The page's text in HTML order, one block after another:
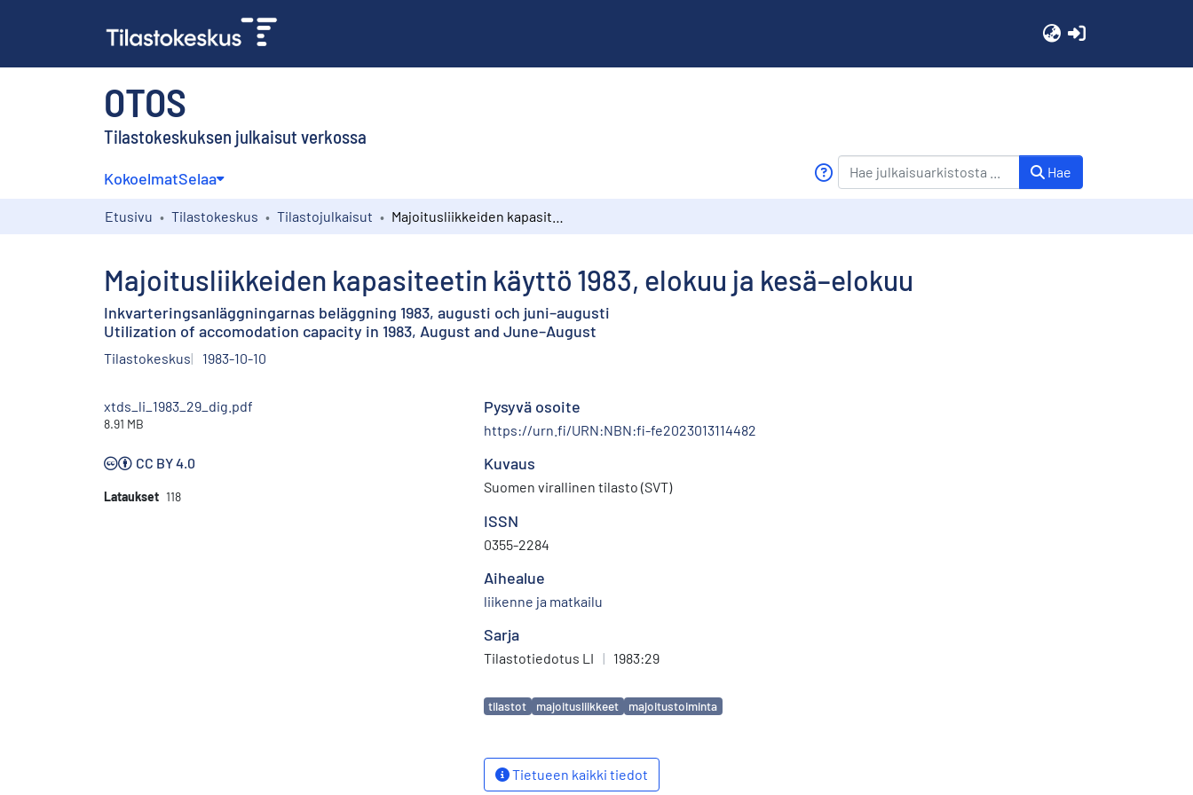
OTOS
Tilastokeskuksen julkaisut verkossa
KokoelmatSelaa Hae
Etusivu Tilastokeskus Tilastojulkaisut
Majoitusliikkeiden kapasiteetin käyttö 1983, elokuu ja kesä–elokuu
Inkvarteringsanläggningarnas beläggning 1983, augusti och juni–augusti
Utilization of accomodation capacity in 1983, August and June–August
Tilastokeskus 1983-10-10
xtds_li_1983_29_dig.pdf
8.91 MB
CC BY 4.0
Lataukset 118
Pysyvä osoite
https://urn.fi/URN:NBN:fi-fe2023013114482
Kuvaus
Suomen virallinen tilasto (SVT)
ISSN
0355-2284
Aihealue
liikenne ja matkailu
Sarja
Tilastotiedotus LI | 1983:29
Avainsanat
tilastot majoitusliikkeet majoitustoiminta
Tietueen kaikki tiedot